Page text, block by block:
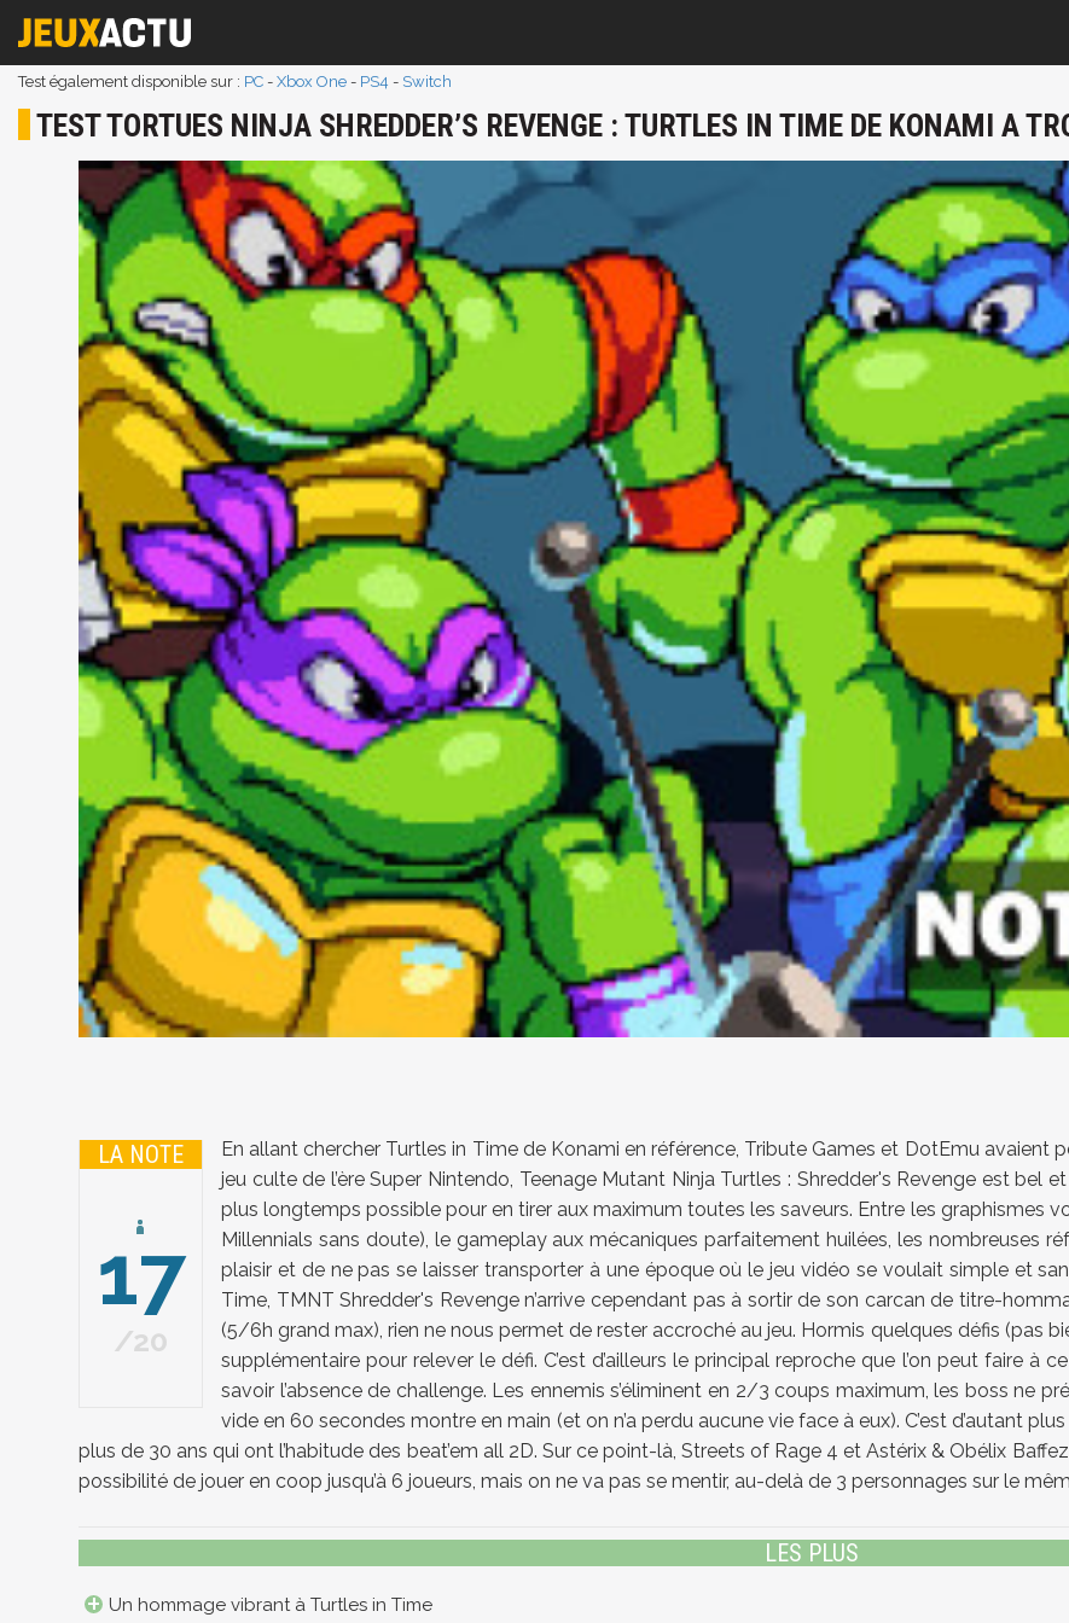
Test également disponible sur : PC - Xbox One - PS4 - Switch
TEST TORTUES NINJA SHREDDER’S REVENGE : TURTLES IN TIME DE KONAMI A
LA NOTE
17
20
En allant chercher Turtles in Time de Konami en référence, Tribute Games et DotEmu avaient
jeu culte de l’ère Super Nintendo, Teenage Mutant Ninja Turtles : Shredder's Revenge est bel
plus longtemps possible pour en tirer aux maximum toutes les saveurs. Entre les graphismes
Millennials sans doute), le gameplay aux mécaniques parfaitement huilées, les nombreuses
plaisir et de ne pas se laisser transporter à une époque où le jeu vidéo se voulait simple et
Time, TMNT Shredder's Revenge n’arrive cependant pas à sortir de son carcan de titre-
(5/6h grand max), rien ne nous permet de rester accroché au jeu. Hormis quelques défis (pas
supplémentaire pour relever le défi. C’est d’ailleurs le principal reproche que l’on peut faire à
savoir l’absence de challenge. Les ennemis s’éliminent en 2/3 coups maximum, les boss ne
vide en 60 secondes montre en main (et on n’a perdu aucune vie face à eux). C’est d’autant
plus de 30 ans qui ont l’habitude des beat’em all 2D. Sur ce point-là, Streets of Rage 4 et Astérix & Obélix
possibilité de jouer en coop jusqu’à 6 joueurs, mais on ne va pas se mentir, au-delà de 3 personnages sur le
LES PLUS
Un hommage vibrant à Turtles in Time